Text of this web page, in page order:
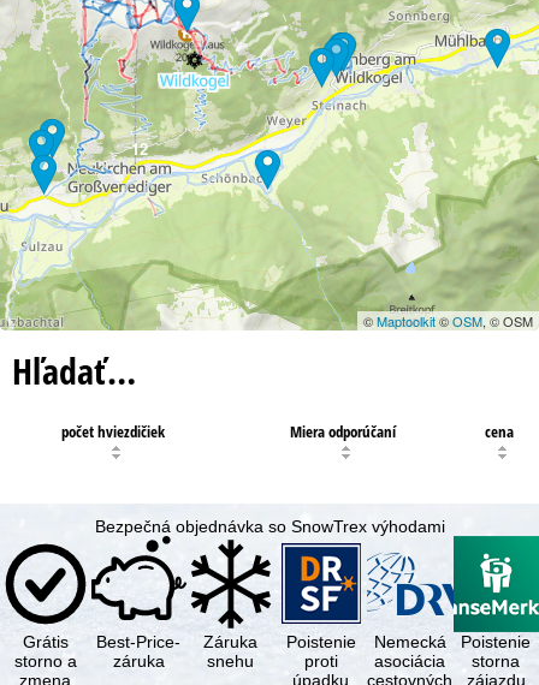
12
©Maptoolkit©OSM, © OSM
Hľadať…
počet hviezdičiek Miera odporúčaní cena
Bezpečná objednávka so SnowTrex výhodami
Grátis
storno a
zmena
Best-Price-
záruka
Záruka
snehu
Poistenie
proti
úpadku
Nemecká
asociácia
cestovných
Poistenie
storna
zájazdu